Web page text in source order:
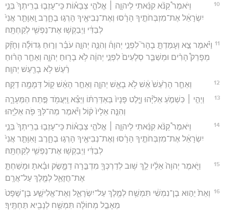
10
וַיֹּאמֶר֩ קַנֹּ֨א קִנֵּ֜אתִי לַיהוָ֣ה ׀ אֱלֹהֵ֣י צְבָא֗וֹת כִּֽי־עָזְב֤וּ בְרִֽיתְךָ֙ בְּנֵ֣י
יִשְׂרָאֵ֔ל אֶת־מִזְבְּחֹתֶ֣יךָ הָרָ֔סוּ וְאֶת־נְבִיאֶ֖יךָ הָרְג֣וּ בֶחָ֑רֶב וָֽאִוָּתֵ֤ר אֲנִי֙
לְבַדִּ֔י וַיְבַקְשׁ֥וּ אֶת־נַפְשִׁ֖י לְקַחְתָּֽהּ׃
11 וַיֹּ֗אמֶר צֵ֣א וְעָמַדְתָּ֣ בָהָר֮ לִפְנֵ֣י יְהוָה֒ וְהִנֵּ֧ה יְהוָ֣ה עֹבֵ֗ר וְר֣וּחַ גְּדוֹלָ֡ה וְחָזָ֞ק
מְפָרֵק֩ הָרִ֨ים וּמְשַׁבֵּ֤ר סְלָעִים֙ לִפְנֵ֣י יְהוָ֔ה לֹ֥א בָר֖וּחַ יְהוָ֑ה וְאַחַ֤ר הָר֨וּחַ
רַ֔עַשׁ לֹ֥א בָרַ֖עַשׁ יְהוָֽה׃
12 וְאַחַ֤ר הָרַ֙עַשׁ֙ אֵ֔שׁ לֹ֥א בָאֵ֖שׁ יְהוָ֑ה וְאַחַ֣ר הָאֵ֔שׁ ק֖וֹל דְּמָמָ֥ה דַקָּֽה׃
13
וַיְהִ֣י ׀ כִּשְׁמֹ֣עַ אֵלִיָּ֗הוּ וַיָּ֤לֶט פָּנָיו֙ בְּאַדַּרְתּ֔וֹ וַיֵּצֵ֕א וַֽיַּעֲמֹ֖ד פֶּ֣תַח הַמְּעָרָ֑ה
וְהִנֵּ֤ה אֵלָיו֙ ק֔וֹל וַיֹּ֕אמֶר מַה־לְּךָ֥ פֹ֖ה אֵלִיָּֽהוּ׃
14
וַיֹּאמֶר֩ קַנֹּ֨א קִנֵּ֜אתִי לַיהוָ֣ה ׀ אֱלֹהֵ֣י צְבָא֗וֹת כִּֽי־עָזְב֤וּ בְרִֽיתְךָ֙ בְּנֵ֣י
יִשְׂרָאֵ֔ל אֶת־מִזְבְּחֹתֶ֣יךָ הָרָ֔סוּ וְאֶת־נְבִיאֶ֖יךָ הָרְג֣וּ בֶחָ֑רֶב וָאִוָּתֵ֤ר אֲנִי֙
לְבַדִּ֔י וַיְבַקְשׁ֥וּ אֶת־נַפְשִׁ֖י לְקַחְתָּֽהּ׃
15
וַיֹּ֤אמֶר יְהוָה֙ אֵלָ֔יו לֵ֛ךְ שׁ֥וּב לְדַרְכְּךָ֖ מִדְבַּ֣רָה דַמָּ֑שֶׂק וּבָ֗אתָ וּמָשַׁחְתָּ֧
אֶת־חֲזָאֵ֛ל לְמֶ֖לֶךְ עַל־אֲרָֽם׃
16
וְאֵת֙ יֵה֣וּא בֶן־נִמְשִׁ֔י תִּמְשַׁ֥ח לְמֶ֖לֶךְ עַל־יִשְׂרָאֵ֑ל וְאֶת־אֱלִישָׁ֤ע בֶּן־שָׁפָט֙
מֵאָבֵ֣ל מְחוֹלָ֔ה תִּמְשַׁ֥ח לְנָבִ֖יא תַּחְתֶּֽיךָ׃